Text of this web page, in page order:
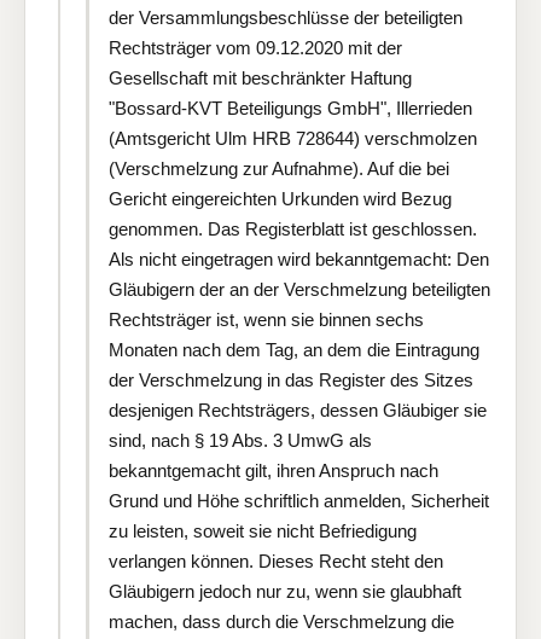
der Versammlungsbeschlüsse der beteiligten
Rechtsträger vom 09.12.2020 mit der
Gesellschaft mit beschränkter Haftung
"Bossard-KVT Beteiligungs GmbH", Illerrieden
(Amtsgericht Ulm HRB 728644) verschmolzen
(Verschmelzung zur Aufnahme). Auf die bei
Gericht eingereichten Urkunden wird Bezug
genommen. Das Registerblatt ist geschlossen.
Als nicht eingetragen wird bekanntgemacht: Den
Gläubigern der an der Verschmelzung beteiligten
Rechtsträger ist, wenn sie binnen sechs
Monaten nach dem Tag, an dem die Eintragung
der Verschmelzung in das Register des Sitzes
desjenigen Rechtsträgers, dessen Gläubiger sie
sind, nach § 19 Abs. 3 UmwG als
bekanntgemacht gilt, ihren Anspruch nach
Grund und Höhe schriftlich anmelden, Sicherheit
zu leisten, soweit sie nicht Befriedigung
verlangen können. Dieses Recht steht den
Gläubigern jedoch nur zu, wenn sie glaubhaft
machen, dass durch die Verschmelzung die